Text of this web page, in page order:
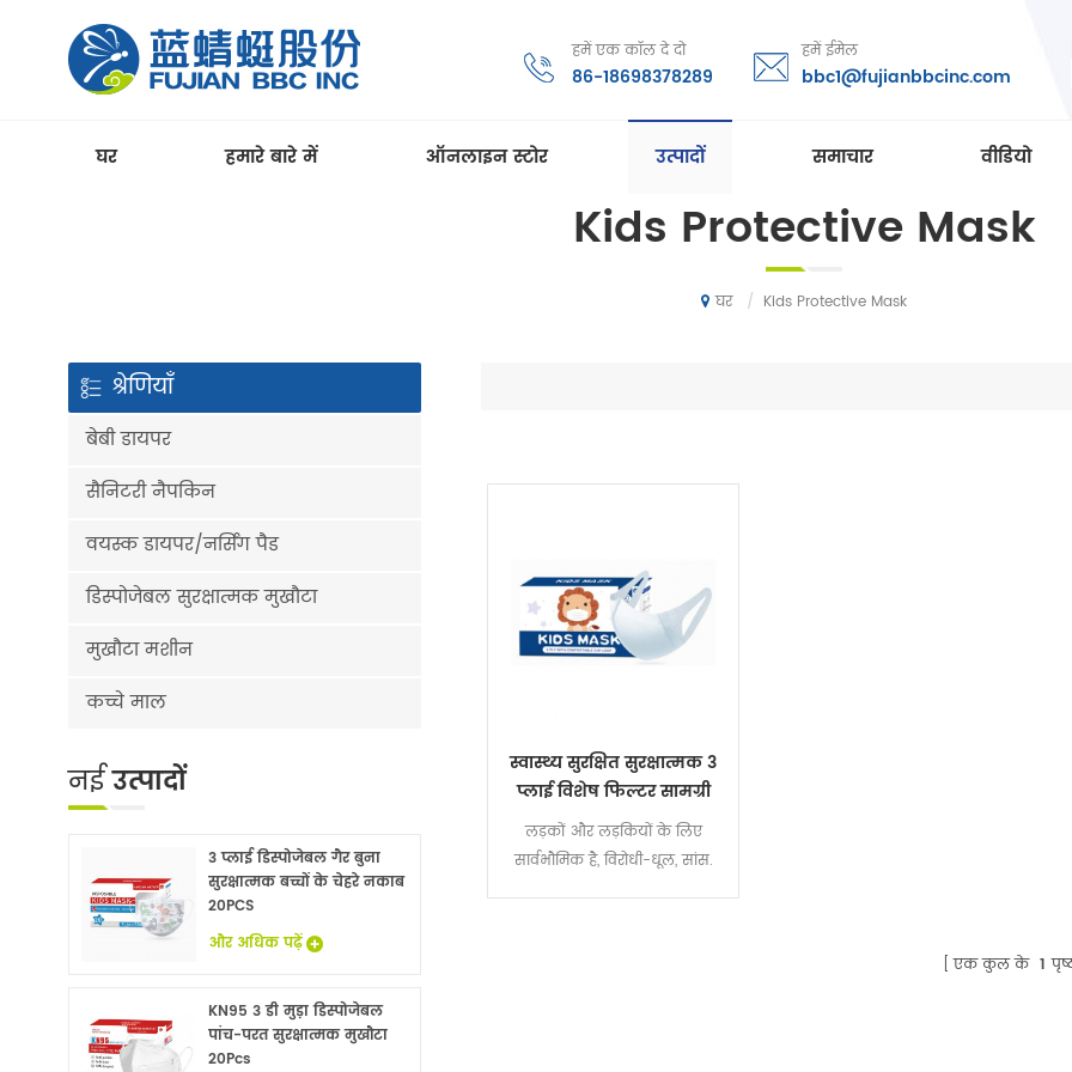
हमें एक कॉल दे दो
86-18698378289
हमें ईमेल
bbc1@fujianbbcinc.com
घर हमारे बारे में ऑनलाइन स्टोर उत्पादों समाचार वीडियो
Kids Protective Mask
घर / Kids Protective Mask
स्वास्थ्य सुरक्षित सुरक्षात्मक 3
प्लाई विशेष फिल्टर सामग्री
बच्चों के लिए मुखौटा
लड़कों और लड़कियों के लिए
सार्वभौमिक है, विरोधी-धूल, सांस.
एक कुल के 1
श्रेणियाँ
बेबी डायपर
सैनिटरी नैपकिन
वयस्क डायपर/नर्सिंग पैड
डिस्पोजेबल सुरक्षात्मक मुखौटा
मुखौटा मशीन
कच्चे माल
नईउत्पादों
3 प्लाई डिस्पोजेबल गैर बुना
सुरक्षात्मक बच्चों के चेहरे नकाब
20PCS
और अधिक पढ़ें
KN95 3 डी मुड़ा डिस्पोजेबल
पांच-परत सुरक्षात्मक मुखौटा
20Pcs